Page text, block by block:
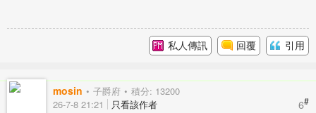
私人傳訊 回覆 引用
mosin 子爵府 積分: 13200
6#
26-7-8 21:21 只看該作者